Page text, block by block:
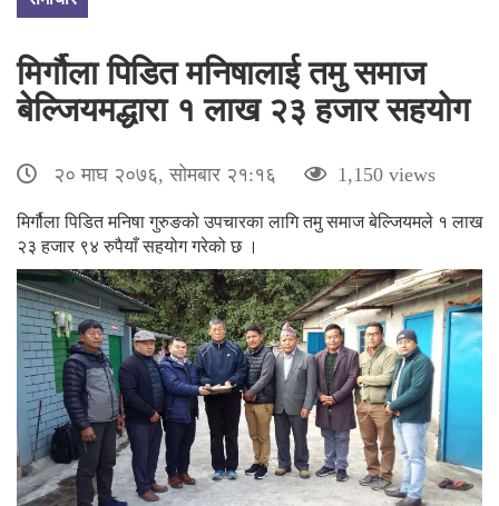
मिर्गौला पिडित मनिषालाई तमु समाज
बेल्जियमद्धारा १ लाख २३ हजार सहयोग
२० माघ २०७६, सोमबार २१:१६ 1,150 views
मिर्गौला पिडित मनिषा गुरुङको उपचारका लागि तमु समाज बेल्जियमले १ लाख
२३ हजार ९४ रुपैयाँ सहयोग गरेको छ ।